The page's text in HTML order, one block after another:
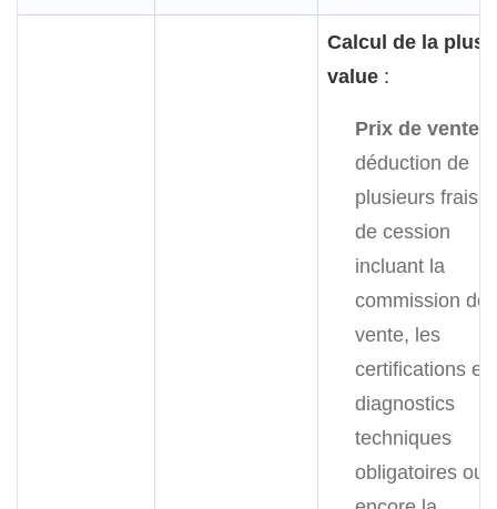
Calcul de la plus-
value :
Prix de vente
déduction de
plusieurs frais
de cession
incluant la
commission de
vente, les
certifications et
diagnostics
techniques
obligatoires ou